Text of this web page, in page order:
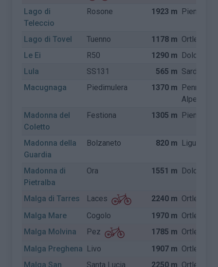
Lago di
Teleccio
Rosone 1923 m Piemonte
Lago di Tovel Tuenno 1178 m Ortler
Le Ei
R50 1290 m
Lula
SS131 565 m Sardinië
Macugnaga
Piedimulera 1370 m Pennine
Alpen
Madonna del
Coletto
Festiona 1305 m Piemonte
Madonna della
Guardia
Bolzaneto 820 m Ligurië
Madonna di
Pietralba
Ora 1551 m
Malga di Tarres Laces 2240 m Ortler
Malga Mare
Cogolo 1970 m Ortler
Malga Molvina
Pez 1785 m Ortler
Malga Preghena Livo 1907 m Ortler
Malga San
Santa Lucia 2250 m Ortler